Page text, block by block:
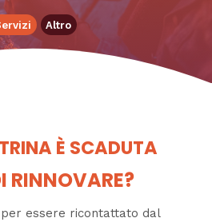
Altro
È SCADUTA
RINNOVARE?
per essere ricontattato dal